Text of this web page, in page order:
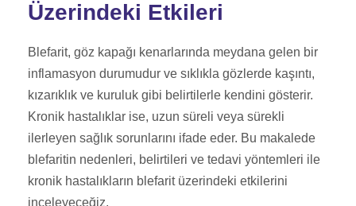
Üzerindeki Etkileri
Blefarit, göz kapağı kenarlarında meydana gelen bir
inflamasyon durumudur ve sıklıkla gözlerde kaşıntı,
kızarıklık ve kuruluk gibi belirtilerle kendini gösterir.
Kronik hastalıklar ise, uzun süreli veya sürekli
ilerleyen sağlık sorunlarını ifade eder. Bu makalede
blefaritin nedenleri, belirtileri ve tedavi yöntemleri ile
kronik hastalıkların blefarit üzerindeki etkilerini
inceleyeceğiz.